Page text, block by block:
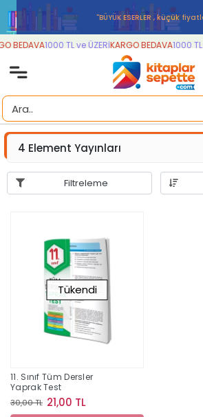
''BÜYÜK ESERLER , küçük
BEDAVA1000 TL ve ÜZERİKARGO BEDAVA1000 TL
4 Element Yayınları
Filtreleme
Tükendi
11. Sınıf Tüm Dersler
Yaprak Test
30,00 TL 21,00 TL